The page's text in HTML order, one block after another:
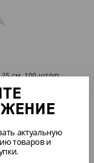
см, 100 шт/уп
актуальную
товаров и